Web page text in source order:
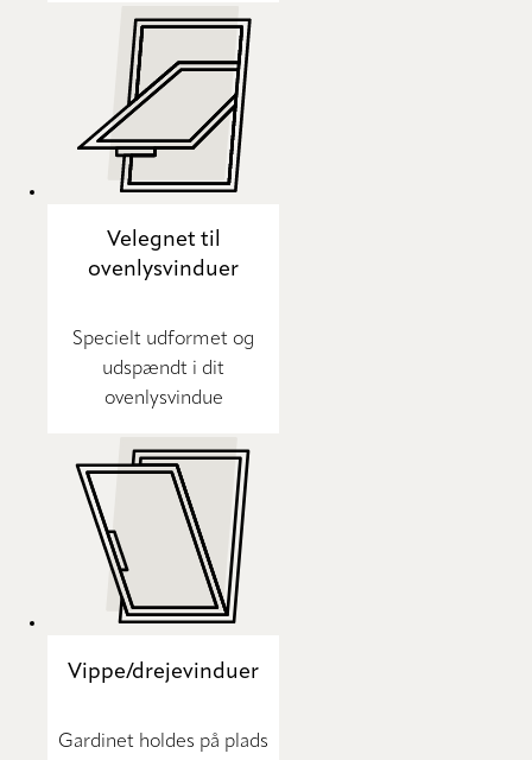
Velegnet til
ovenlysvinduer
Specielt udformet og
udspændt i dit
ovenlysvindue
Vippe/drejevinduer
Gardinet holdes på plads